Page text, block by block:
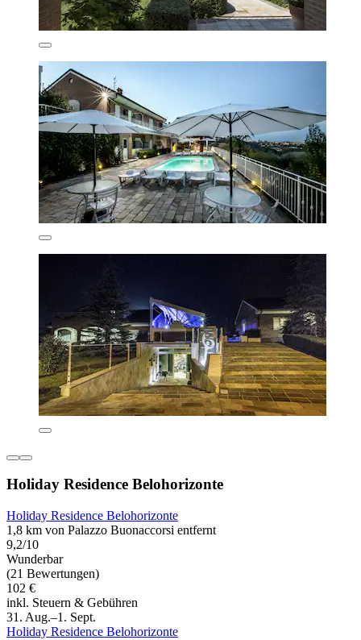
Holiday Residence Belohorizonte
Holiday Residence Belohorizonte
1,8 km von Palazzo Buonaccorsi entfernt
9,2/10
Wunderbar
(21 Bewertungen)
102 €
inkl. Steuern & Gebühren
31. Aug.–1. Sept.
Holiday Residence Belohorizonte